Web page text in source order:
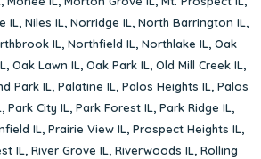
IL, Niles IL, Norridge IL, North Barrington IL,
IL, Northfield IL, Northlake IL, Oak
, Oak Lawn IL, Oak Park IL, Old Mill Creek IL,
Park IL, Palatine IL, Palos Heights IL, Palos
, Park City IL, Park Forest IL, Park Ridge IL,
IL, Prairie View IL, Prospect Heights IL,
IL, River Grove IL, Riverwoods IL, Rolling